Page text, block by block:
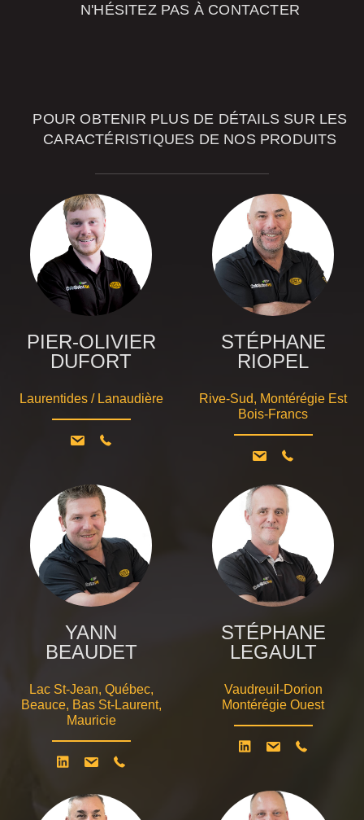
N'HÉSITEZ PAS À CONTACTER
POUR OBTENIR PLUS DE DÉTAILS SUR LES
CARACTÉRISTIQUES DE NOS PRODUITS
PIER-OLIVIER
DUFORT
Laurentides / Lanaudière
STÉPHANE
RIOPEL
Rive-Sud, Montérégie Est
Bois-Francs
YANN
BEAUDET
Lac St-Jean, Québec,
Beauce, Bas St-Laurent,
Mauricie
STÉPHANE
LEGAULT
Vaudreuil-Dorion
Montérégie Ouest